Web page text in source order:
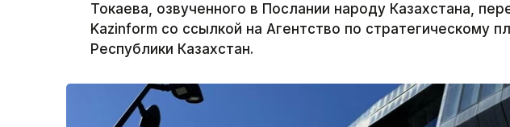
Токаева, озвученного в Послании народу Казахстана,
Kazinform со ссылкой на Агентство по стратегическому
Республики Казахстан.